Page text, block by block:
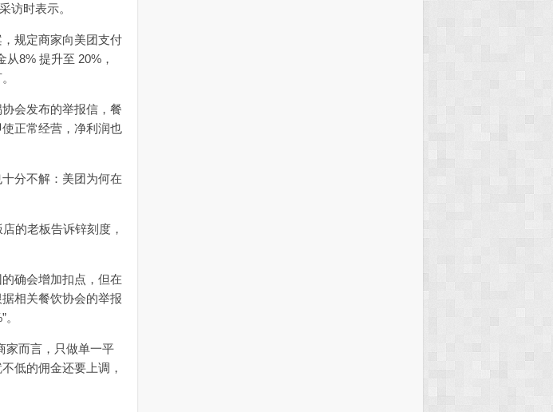
访时表示。
规定商家向美团支付
8% 提升至 20%，
会发布的举报信，餐
正常经营，净利润也
分不解：美团为何在
的老板告诉锌刻度，
确会增加扣点，但在
相关餐饮协会的举报
而言，只做单一平
低的佣金还要上调，